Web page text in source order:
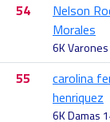
54
Nelson
Morales
6K
55
carolina
henriquez
6K Damas